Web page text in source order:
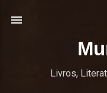
Livros,